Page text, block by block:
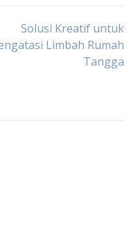
Solusi Kreatif untuk
Limbah Rumah
Tangga